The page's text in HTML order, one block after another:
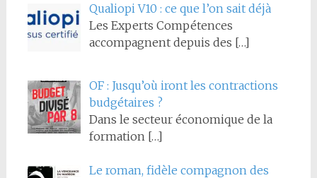
Qualiopi V10 : ce que l’on sait déjà
Les Experts Compétences
accompagnent depuis des […]
OF : Jusqu’où iront les contractions
budgétaires ?
Dans le secteur économique de la
formation […]
Le roman, fidèle compagnon des